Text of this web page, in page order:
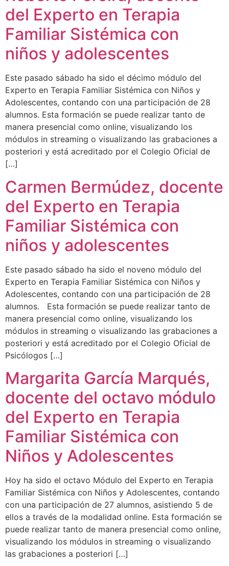
del Experto en Terapia
Familiar Sistémica con
niños y adolescentes
Este pasado sábado ha sido el décimo módulo del
Experto en Terapia Familiar Sistémica con Niños y
Adolescentes, contando con una participación de 28
alumnos. Esta formación se puede realizar tanto de
manera presencial como online, visualizando los
módulos in streaming o visualizando las grabaciones a
posteriori y está acreditado por el Colegio Oficial de
[…]
Carmen Bermúdez, docente
del Experto en Terapia
Familiar Sistémica con
niños y adolescentes
Este pasado sábado ha sido el noveno módulo del
Experto en Terapia Familiar Sistémica con Niños y
Adolescentes, contando con una participación de 28
alumnos. Esta formación se puede realizar tanto de
manera presencial como online, visualizando los
módulos in streaming o visualizando las grabaciones a
posteriori y está acreditado por el Colegio Oficial de
Psicólogos […]
Margarita García Marqués,
docente del octavo módulo
del Experto en Terapia
Familiar Sistémica con
Niños y Adolescentes
Hoy ha sido el octavo Módulo del Experto en Terapia
Familiar Sistémica con Niños y Adolescentes, contando
con una participación de 27 alumnos, asistiendo 5 de
ellos a través de la modalidad online. Esta formación se
puede realizar tanto de manera presencial como online,
visualizando los módulos in streaming o visualizando
las grabaciones a posteriori […]